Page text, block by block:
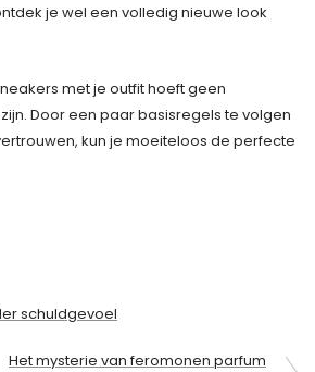
je wel een volledig nieuwe look
met je outfit hoeft geen
Door een paar basisregels te volgen
kun je moeiteloos de perfecte
schuldgevoel
Het mysterie van feromonen parfum